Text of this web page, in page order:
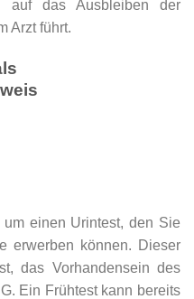
auf das Ausbleiben der
Arzt führt.
einen Urintest, den Sie
erwerben können. Dieser
das Vorhandensein des
Ein Frühtest kann bereits